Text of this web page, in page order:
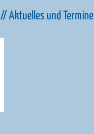
// Aktuelles und Termine